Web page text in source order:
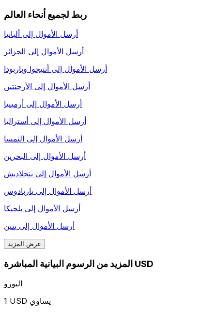
ربط لجميع أنحاء العالم
أرسل الأموال إلى ألبانيا
أرسل الأموال إلى الجزائر
أرسل الأموال إلى أنتيجوا وباربودا
أرسل الأموال إلى الأرجنتين
أرسل الأموال إلى أرمينيا
أرسل الأموال إلى أستراليا
أرسل الأموال إلى النمسا
أرسل الأموال إلى البحرين
أرسل الأموال إلى بنجلاديش
أرسل الأموال إلى باربادوس
أرسل الأموال إلى بلجيكا
أرسل الأموال إلى بنين
عرض المزيد
المزيد من الرسوم البيانية المباشرة USD
اليورو
1 USD يساوي